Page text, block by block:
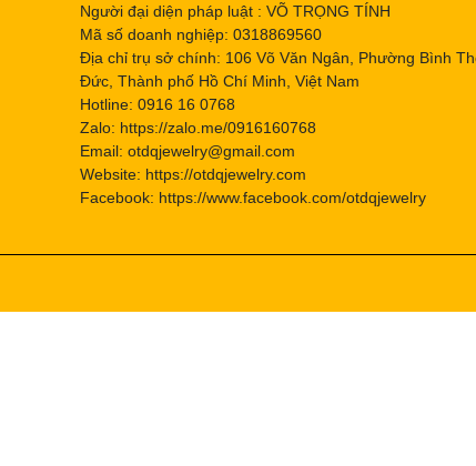
Người đại diện pháp luật : VÕ TRỌNG TÍNH
Mã số doanh nghiệp: 0318869560
Địa chỉ trụ sở chính: 106 Võ Văn Ngân, Phường Bình
Đức, Thành phố Hồ Chí Minh, Việt Nam
Hotline: 0916 16 0768
Zalo: https://zalo.me/0916160768
Email: otdqjewelry@gmail.com
Website: https://otdqjewelry.com
Facebook: https://www.facebook.com/otdqjewelry